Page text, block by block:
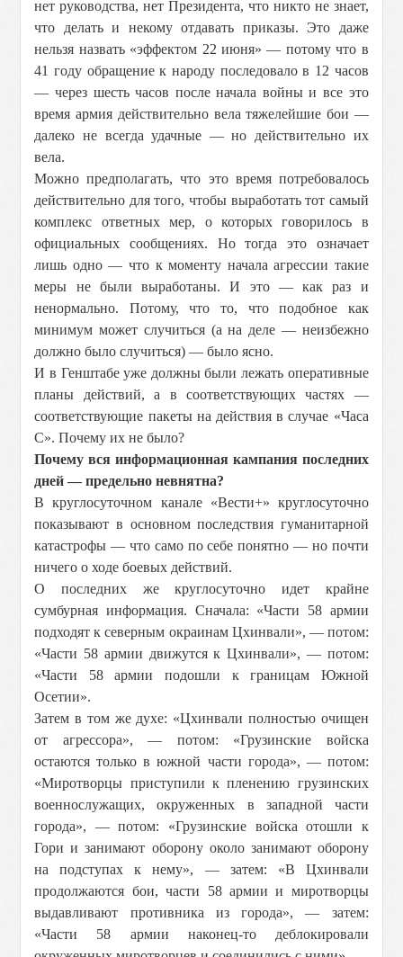
нет руководства, нет Президента, что никто не знает,
что делать и некому отдавать приказы. Это даже
нельзя назвать «эффектом 22 июня» — потому что в
41 году обращение к народу последовало в 12 часов
— через шесть часов после начала войны и все это
время армия действительно вела тяжелейшие бои —
далеко не всегда удачные — но действительно их
вела.
Можно предполагать, что это время потребовалось
действительно для того, чтобы выработать тот самый
комплекс ответных мер, о которых говорилось в
официальных сообщениях. Но тогда это означает
лишь одно — что к моменту начала агрессии такие
меры не были выработаны. И это — как раз и
ненормально. Потому, что то, что подобное как
минимум может случиться (а на деле — неизбежно
должно было случиться) — было ясно.
И в Генштабе уже должны были лежать оперативные
планы действий, а в соответствующих частях —
соответствующие пакеты на действия в случае «Часа
С». Почему их не было?
Почему вся информационная кампания последних
дней — предельно невнятна?
В круглосуточном канале «Вести+» круглосуточно
показывают в основном последствия гуманитарной
катастрофы — что само по себе понятно — но почти
ничего о ходе боевых действий.
О последних же круглосуточно идет крайне
сумбурная информация. Сначала: «Части 58 армии
подходят к северным окраинам Цхинвали», — потом:
«Части 58 армии движутся к Цхинвали», — потом:
«Части 58 армии подошли к границам Южной
Осетии».
Затем в том же духе: «Цхинвали полностью очищен
от агрессора», — потом: «Грузинские войска
остаются только в южной части города», — потом:
«Миротворцы приступили к пленению грузинских
военнослужащих, окруженных в западной части
города», — потом: «Грузинские войска отошли к
Гори и занимают оборону около занимают оборону
на подступах к нему», — затем: «В Цхинвали
продолжаются бои, части 58 армии и миротворцы
выдавливают противника из города», — затем:
«Части 58 армии наконец-то деблокировали